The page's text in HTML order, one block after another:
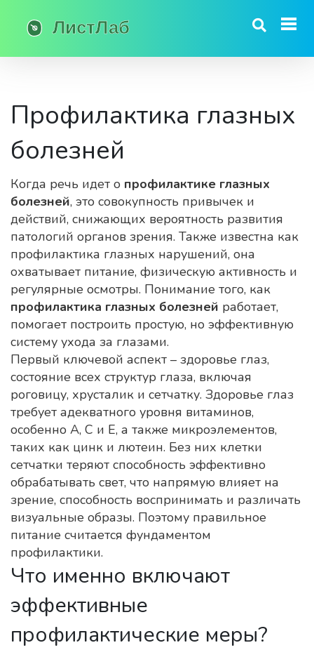
Профилактика глазных
болезней
Когда речь идет о профилактике глазных
болезней, это совокупность привычек и
действий, снижающих вероятность развития
патологий органов зрения. Также известна как
профилактика глазных нарушений, она
охватывает питание, физическую активность и
регулярные осмотры. Понимание того, как
профилактика глазных болезней работает,
помогает построить простую, но эффективную
систему ухода за глазами.
Первый ключевой аспект – здоровье глаз,
состояние всех структур глаза, включая
роговицу, хрусталик и сетчатку. Здоровье глаз
требует адекватного уровня витаминов,
особенно A, C и Е, а также микроэлементов,
таких как цинк и лютеин. Без них клетки
сетчатки теряют способность эффективно
обрабатывать свет, что напрямую влияет на
зрение, способность воспринимать и различать
визуальные образы. Поэтому правильное
питание считается фундаментом
профилактики.
Что именно включают
эффективные
профилактические меры?